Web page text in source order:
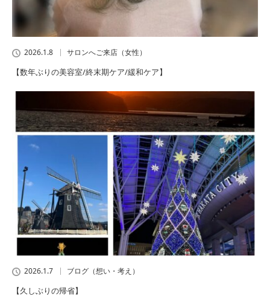
2026.1.8 サロンへご来店（女性）
【数年ぶりの美容室/終末期ケア/緩和ケア】
2026.1.7 ブログ（想い・考え）
【久しぶりの帰省】